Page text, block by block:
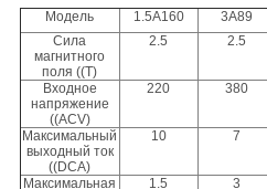
Модель 1.5А160 3А89
Сила
магнитного
поля ((T)
2.5 2.5
Входное
напряжение
((ACV)
220 380
Максимальный
выходный ток
((DCA)
10 7
Максимальная 1.5 3